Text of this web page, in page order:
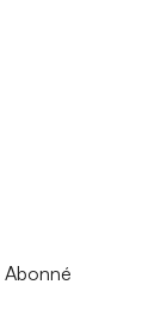
Abonné